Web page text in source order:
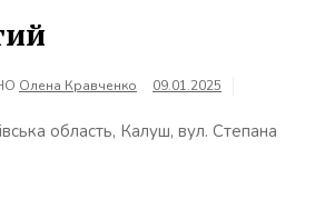
Олена Кравченко
09.01.2025
область, Калуш, вул. Степана